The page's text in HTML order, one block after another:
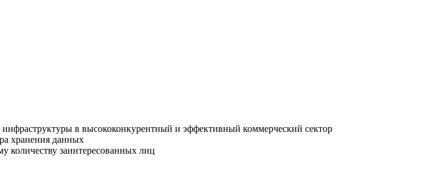
в высококонкурентный и эффективный коммерческий сектор
хранения данных
количеству заинтересованных лиц